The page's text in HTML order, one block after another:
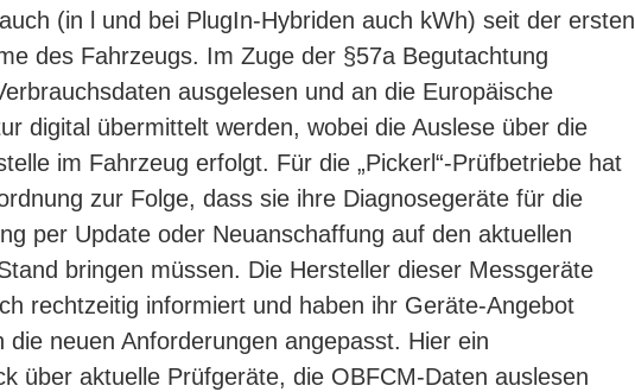
(in l und bei PlugIn-Hybriden auch kWh) seit der ersten
des Fahrzeugs. Im Zuge der §57a Begutachtung
ausgelesen und an die Europäische
digital übermittelt werden, wobei die Auslese über die
im Fahrzeug erfolgt. Für die „Pickerl“-Prüfbetriebe hat
zur Folge, dass sie ihre Diagnosegeräte für die
per Update oder Neuanschaffung auf den aktuellen
bringen müssen. Die Hersteller dieser Messgeräte
rechtzeitig informiert und haben ihr Geräte-Angebot
die neuen Anforderungen angepasst. Hier ein
über aktuelle Prüfgeräte, die OBFCM-Daten auslesen